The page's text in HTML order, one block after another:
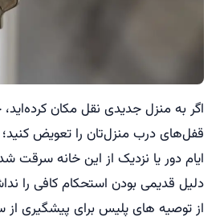
اگر به منزل جدیدی نقل مکان
قفل‌های درب منزل‌تان را تعویض
ایام دور یا نزدیک از این خانه سرقت
دلیل قدیمی بودن استحکام کافی را
از توصیه های پلیس برای پیشگیری